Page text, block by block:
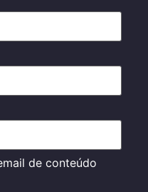
de conteúdo